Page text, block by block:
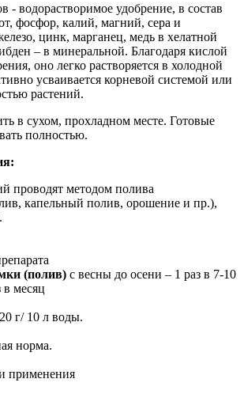
- водорастворимое удобрение, в состав
фосфор, калий, магний, сера и
цинк, марганец, медь в хелатной
– в минеральной. Благодаря кислой
оно легко растворяется в холодной
усваивается корневой системой или
растений.
в сухом, прохладном месте. Готовые
полностью.
проводят методом полива
капельный полив, орошение и пр.),
(полив) с весны до осени – 1 раз в 7-10
в месяц
г/ 10 л воды.
норма.
применения